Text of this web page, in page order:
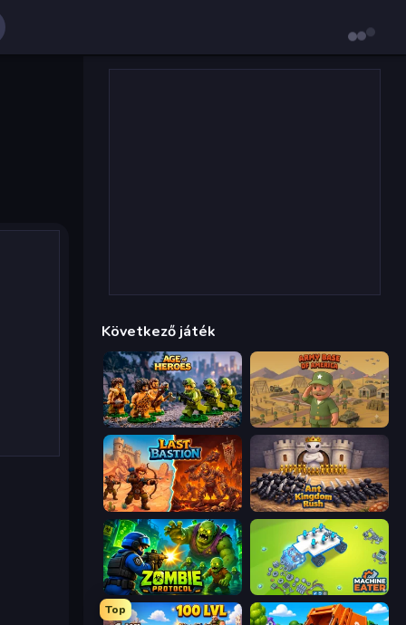
Következő játék
Age of Heroes Army Base Of America
Last Bastion Ant Kingdom Rush
Zombie Protocol Machine Eater
Top